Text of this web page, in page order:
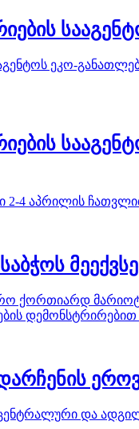
ეკო-
2-4 აპრილის
ქორთიარდ
და